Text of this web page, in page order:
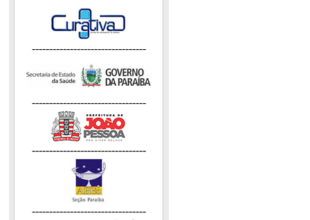
---------------------------------
---------------------------------
---------------------------------
---------------------------------